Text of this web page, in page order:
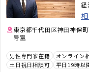
経
東京都千代田区神田神保
号室
男性専門家在籍 オンライン
土日祝日相談可
平日19時以